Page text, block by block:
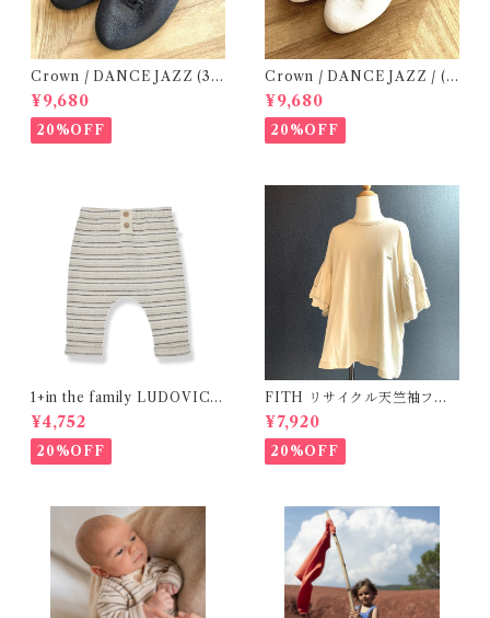
Crown / DANCE JAZZ (3:2
2cm / 6:24-24,5 ) Black
¥9,680
20%OFF
Crown / DANCE JAZZ / (3
/ 22cm) White
¥9,680
20%OFF
1+in the family LUDOVIC /
ecru (12m )
¥4,752
20%OFF
FITH リサイクル天竺袖フリ
¥7,920
20%OFF